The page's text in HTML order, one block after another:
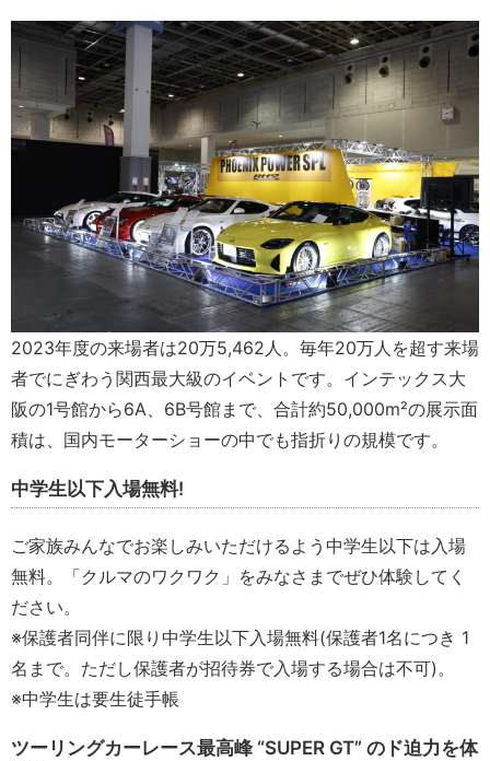
2023年度の来場者は20万5,462人。毎年20万人を超す来場
者でにぎわう関⻄最大級のイベントです。インテックス大
阪の1号館から6A、6B号館まで、合計約50,000m²の展示面
積は、国内モーターショーの中でも指折りの規模です。
中学生以下入場無料!
ご家族みんなでお楽しみいただけるよう中学生以下は入場
無料。「クルマのワクワク」をみなさまでぜひ体験してく
ださい。
※保護者同伴に限り中学生以下入場無料(保護者1名につき 1
名まで。ただし保護者が招待券で入場する場合は不可)。
※中学生は要生徒手帳
ツーリングカーレース最高峰 “SUPER GT” のド迫力を体